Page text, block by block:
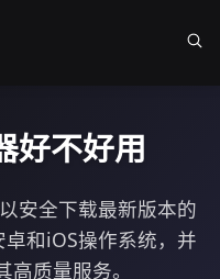
好不好用
安全下载最新版本的
和iOS操作系统，并
质量服务。